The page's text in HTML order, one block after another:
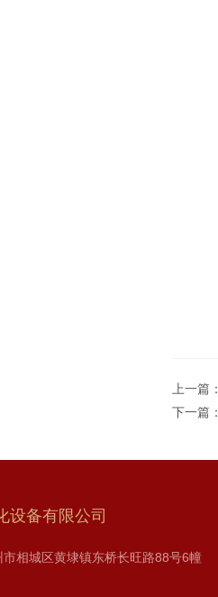
上一篇：
下一篇：
设备有限公司
市相城区黄埭镇东桥长旺路88号6幢